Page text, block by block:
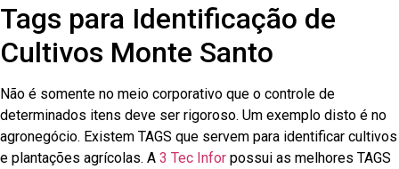
Tags para Identificação de
Cultivos Monte Santo
Não é somente no meio corporativo que o controle de
determinados itens deve ser rigoroso. Um exemplo disto é no
agronegócio. Existem TAGS que servem para identificar cultivos
e plantações agrícolas. A 3 Tec Infor possui as melhores TAGS